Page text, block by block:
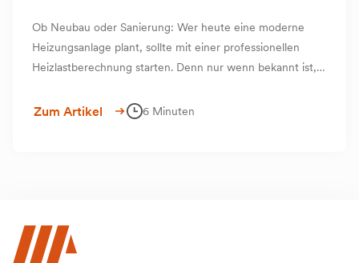
Ob Neubau oder Sanierung: Wer heute eine moderne
Heizungsanlage plant, sollte mit einer professionellen
Heizlastberechnung starten. Denn nur wenn bekannt ist,
die Heiztechnik optimal darauf abgestimmt werden – ganz
Zum Artikel 6 Minuten